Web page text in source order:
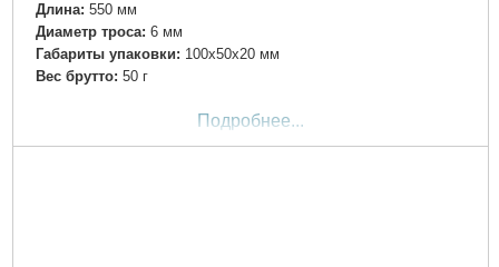
Длина: 550 мм
Диаметр троса: 6 мм
Габариты упаковки: 100x50x20 мм
Вес брутто: 50 г
Подробнее...